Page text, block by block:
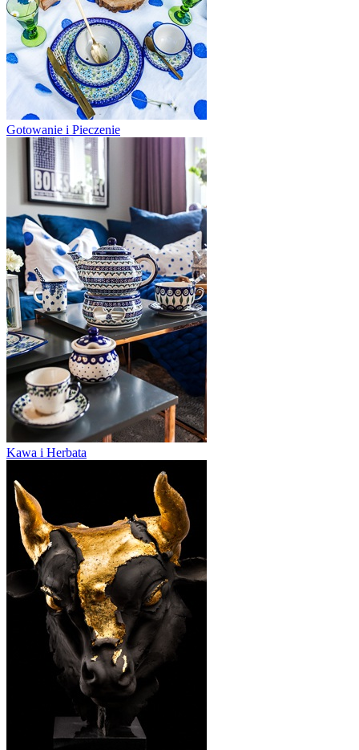
Gotowanie i Pieczenie
Kawa i Herbata